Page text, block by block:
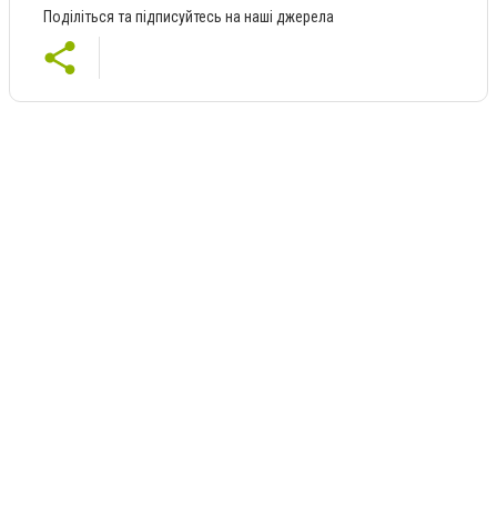
Поділіться та підписуйтесь на наші джерела